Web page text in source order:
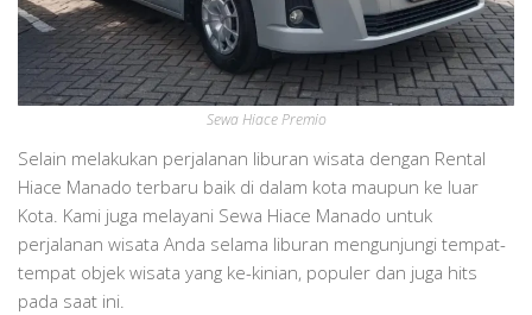
Sewa Hiace Premio
Selain melakukan perjalanan liburan wisata dengan Rental
Hiace Manado terbaru baik di dalam kota maupun ke luar
Kota. Kami juga melayani Sewa Hiace Manado untuk
perjalanan wisata Anda selama liburan mengunjungi tempat-
tempat objek wisata yang ke-kinian, populer dan juga hits
pada saat ini.